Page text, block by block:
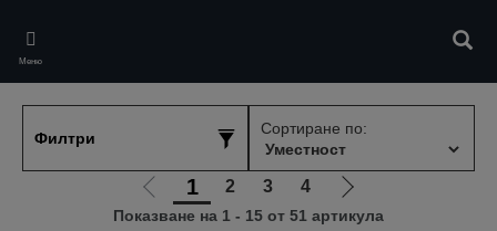
main
content
Меню
Филтри
Сортиране по:
Отиди
на
1 2 3 4
Отиди
на
Показване на 1 - 15 от 51 артикула